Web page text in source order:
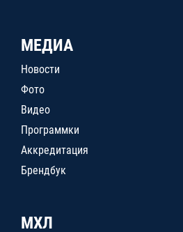
МЕДИА
Новости
Фото
Видео
Программки
Аккредитация
Брендбук
МХЛ